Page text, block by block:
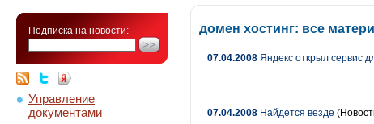
Подписка на новости:
Управление
документами
домен хостинг: все
07.04.2008 Яндекс открыл сервис
07.04.2008 Найдется везде